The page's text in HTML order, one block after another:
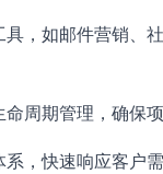
，如邮件营销、
周期管理，确保
，快速响应客户